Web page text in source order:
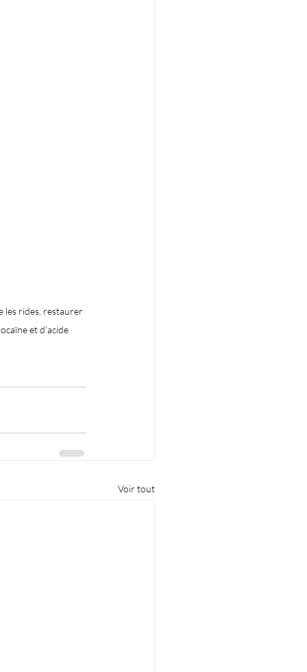
les rides, restaurer
et d'acide
Voir tout